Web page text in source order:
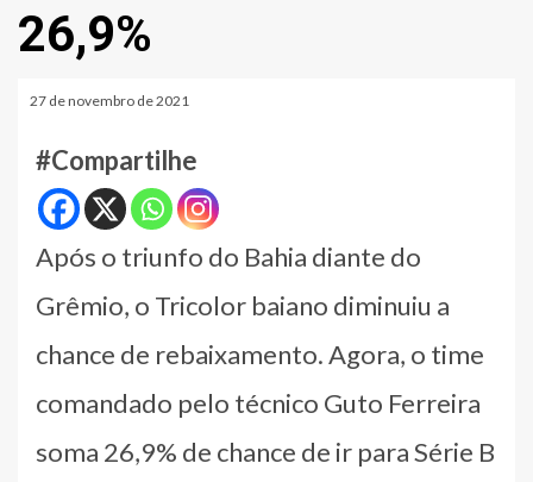
26,9%
27 de novembro de 2021
#Compartilhe
Após o triunfo do Bahia diante do
Grêmio, o Tricolor baiano diminuiu a
chance de rebaixamento. Agora, o time
comandado pelo técnico Guto Ferreira
soma 26,9% de chance de ir para Série B